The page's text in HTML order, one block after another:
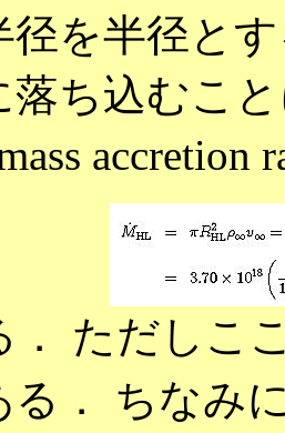
径を半径と
落ち込むこ
accretion
． ただしこ
る． ちなみ